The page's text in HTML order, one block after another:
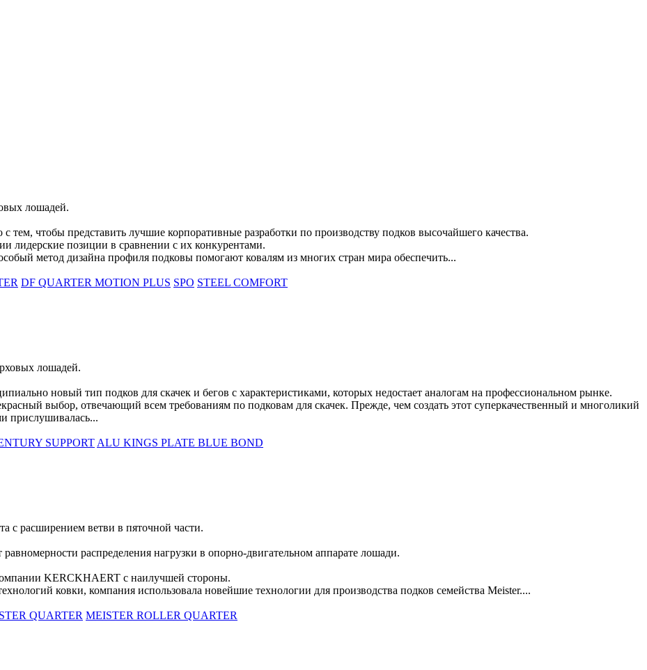
лошадей.
тем, чтобы представить лучшие корпоративные разработки по производству подков высочайшего качества.
лидерские позиции в сравнении с их конкурентами.
метод дизайна профиля подковы помогают ковалям из многих стран мира обеспечить...
DF QUARTER MOTION PLUS SPO STEEL COMFORT
лошадей.
новый тип подков для скачек и бегов с характеристиками, которых недостает аналогам на профессиональном рынке.
выбор, отвечающий всем требованиям по подковам для скачек. Прежде, чем создать этот суперкачественный и многоликий
прислушивалась...
SUPPORT ALU KINGS PLATE BLUE BOND
с расширением ветви в пяточной части.
распределения нагрузки в опорно-двигательном аппарате лошади.
KERCKHAERT с наилучшей стороны.
ковки, компания использовала новейшие технологии для производства подков семейства Meister....
QUARTER MEISTER ROLLER QUARTER